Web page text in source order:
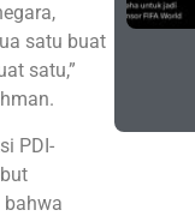
satu buat
satu,”
PDI-
bahwa